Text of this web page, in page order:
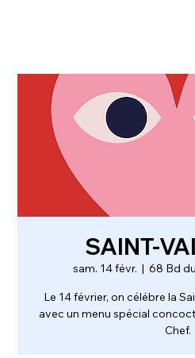
SAINT-
sam. 14 févr.
  |
68 Bd
Le 14 février, on célébre la
avec un menu spécial
Chef.